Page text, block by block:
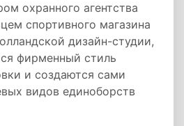
охранного агентства
спортивного магазина
дизайн-студии,
фирменный стиль
и создаются сами
видов единоборств